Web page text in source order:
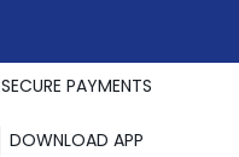
SECURE PAYMENTS
DOWNLOAD APP